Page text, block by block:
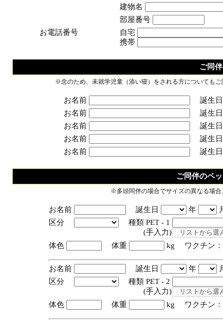
建物名
部屋番号
お電話番号
自宅
携帯
ご同
※念のため、未就学児童（添い寝）をされる方についても
お名前 誕生日
お名前
誕生日
お名前
誕生日
お名前
誕生日
お名前
誕生日
ご同伴のペ
※多頭同伴の場合でサイズの異なる場
お名前 誕生日 年
区分
種類 PET - 1
(手入力)
体色
体重 kg ワクチン：
お名前 誕生日 年
区分
種類 PET - 2
(手入力)
体色
体重 kg ワクチン：